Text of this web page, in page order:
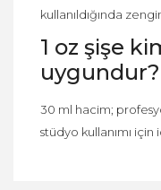
kullanıldığında
1 oz şişe
uygundur?
30 ml hacim;
stüdyo kullanımı